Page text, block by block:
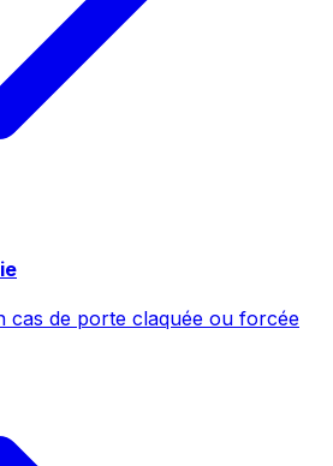
cas de porte claquée ou forcée